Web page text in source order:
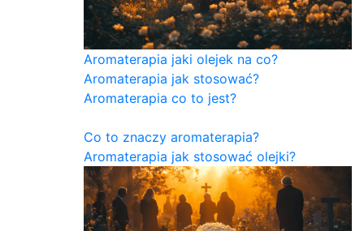
Aromaterapia jaki olejek na co?
Aromaterapia jak stosować?
Aromaterapia co to jest?
Co to znaczy aromaterapia?
Aromaterapia jak stosować olejki?